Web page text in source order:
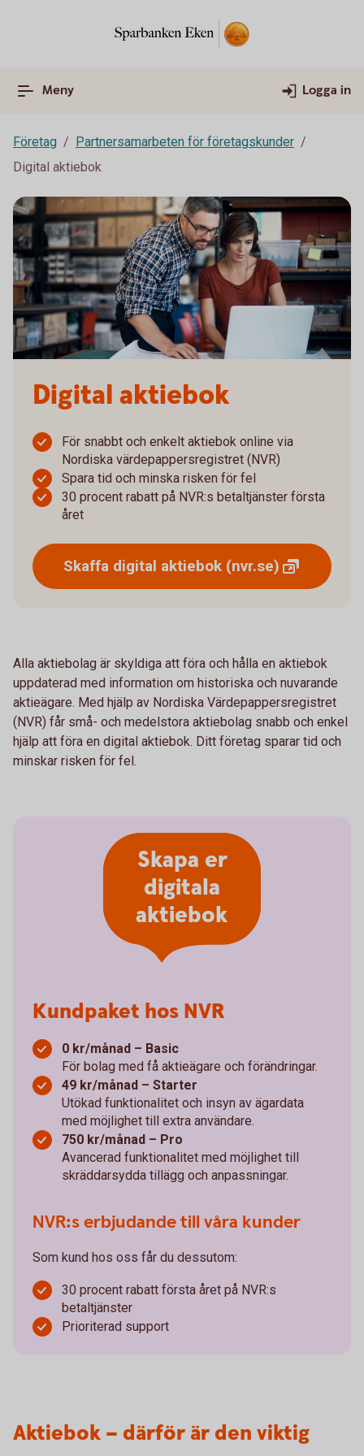
Meny Logga in
Företag
Partnersamarbeten för företagskunder
Digital aktiebok
Digital aktiebok
För snabbt och enkelt aktiebok online via
Nordiska värdepappersregistret (NVR)
Spara tid och minska risken för fel
30 procent rabatt på NVR:s betaltjänster första
året
Skaffa digital aktiebok (nvr.se)
Alla aktiebolag är skyldiga att föra och hålla en aktiebok
uppdaterad med information om historiska och nuvarande
aktieägare. Med hjälp av Nordiska Värdepappersregistret
(NVR) får små- och medelstora aktiebolag snabb och enkel
hjälp att föra en digital aktiebok. Ditt företag sparar tid och
minskar risken för fel.
Kundpaket hos NVR
0 kr/månad – Basic
För bolag med få aktieägare och förändringar.
49 kr/månad – Starter
Utökad funktionalitet och insyn av ägardata
med möjlighet till extra användare.
750 kr/månad – Pro
Avancerad funktionalitet med möjlighet till
skräddarsydda tillägg och anpassningar.
NVR:s erbjudande till våra kunder
Som kund hos oss får du dessutom:
30 procent rabatt första året på NVR:s
betaltjänster
Prioriterad support
Skapa er
digitala
aktiebok
Aktiebok – därför är den viktig